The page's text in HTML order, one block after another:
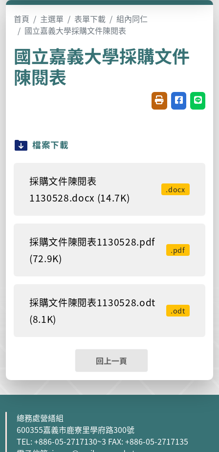
首頁 主選單 表單下載
組內同仁
國立嘉義大學採購文件陳閱表
國立嘉義大學採購文件
陳閱表
友善列印(開新視
分享至臉書
分享
檔案下載
採購文件陳閱表
1130528.docx (14.7K)
.docx
採購文件陳閱表1130528.pdf
(72.9K)
.pdf
採購文件陳閱表1130528.odt
(8.1K)
.odt
回上一頁
總務處營繕組
600355嘉義市鹿寮里學府路300號
TEL: +886-05-2717130~3 FAX: +886-05-2717135